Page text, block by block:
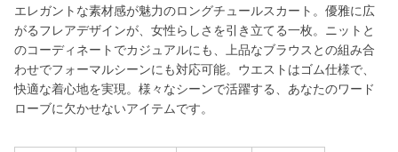
エレガントな素材感が魅力のロングチュールスカート。優雅に広
がるフレアデザインが、女性らしさを引き立てる一枚。ニットと
のコーディネートでカジュアルにも、上品なブラウスとの組み合
わせでフォーマルシーンにも対応可能。ウエストはゴム仕様で、
快適な着心地を実現。様々なシーンで活躍する、あなたのワード
ローブに欠かせないアイテムです。